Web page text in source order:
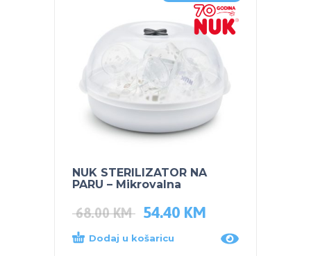
NUK STERILIZATOR NA
PARU – Mikrovalna
68.00KM 54.40 KM
Dodaj u košaricu